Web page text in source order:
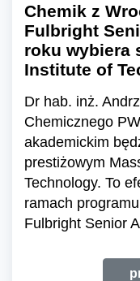
Chemik z
Fulbright
roku wybiera
Institute of
Dr hab. inż.
Chemicznego
akademickim
prestiżowym
Technology. To
ramach
Fulbright Senior